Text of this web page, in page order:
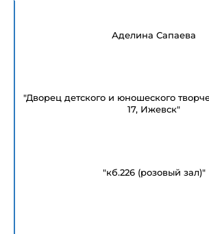
Аделина Сапаева
"Дворец детского и юношеского
17, Ижевск"
"кб.226 (розовый зал)"